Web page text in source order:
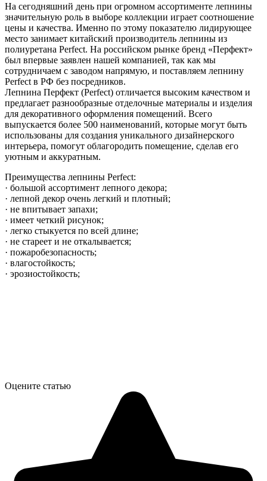
На сегодняшний день при огромном ассортименте лепнины
значительную роль в выборе коллекции играет соотношение
цены и качества. Именно по этому показателю лидирующее
место занимает китайский производитель лепнины из
полиуретана Perfect. На российском рынке бренд «Перфект»
был впервые заявлен нашей компанией, так как мы
сотрудничаем с заводом напрямую, и поставляем лепнину
Perfect в РФ без посредников.
Лепнина Перфект (Perfect) отличается высоким качеством и
предлагает разнообразные отделочные материалы и изделия
для декоративного оформления помещений. Всего
выпускается более 500 наименований, которые могут быть
использованы для создания уникального дизайнерского
интерьера, помогут облагородить помещение, сделав его
уютным и аккуратным.
Преимущества лепнины Perfect:
· большой ассортимент лепного декора;
· лепной декор очень легкий и плотный;
· не впитывает запахи;
· имеет четкий рисунок;
· легко стыкуется по всей длине;
· не стареет и не откалывается;
· пожаробезопасность;
· влагостойкость;
· эрозиостойкость;
Оцените статью